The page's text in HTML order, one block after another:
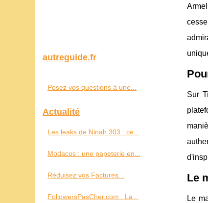
Sur
Le
Le
autreguide.fr
Posez vos questions à une...
Actualité
Les leaks de Ninah 303 : ce...
Modacos : une papeterie en...
Réduisez vos Factures...
FollowersPasCher.com : La...